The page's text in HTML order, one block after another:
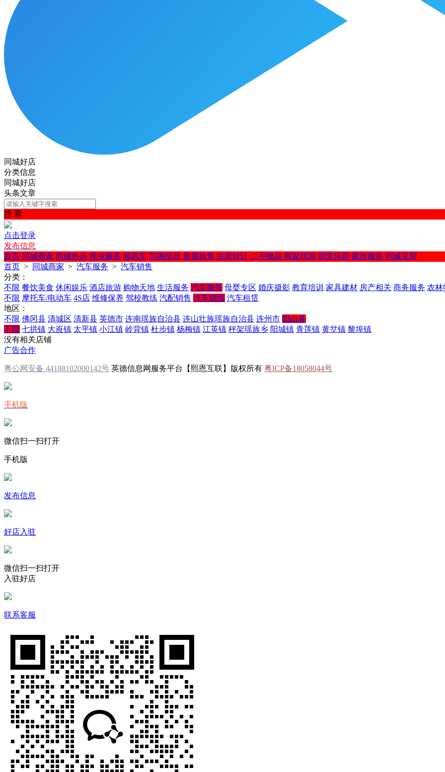
同城好店
分类信息
同城好店
头条文章
搜 索
点击登录
发布信息
首页 同城商家 同城热点 商业服务 顺风车 车辆信息 房屋租售 生意转让 二手物品 商家优惠 萌宠乐园 家政服务 同城互帮
首页 > 同城商家 > 汽车服务 > 汽车销售
分类：
不限 餐饮美食 休闲娱乐 酒店旅游 购物天地 生活服务 汽车服务 母婴专区 婚庆摄影 教育培训 家具建材 房产相关 商务服务 农林
不限 摩托车/电动车 4S店 维修保养 驾校教练 汽配销售 汽车销售 汽车租赁
地区：
不限 佛冈县 清城区 清新县 英德市 连南瑶族自治县 连山壮族瑶族自治县 连州市 阳山县
不限 七拱镇 大崀镇 太平镇 小江镇 岭背镇 杜步镇 杨梅镇 江英镇 秤架瑶族乡 阳城镇 青莲镇 黄坌镇 黎埠镇
没有相关店铺
广告合作
粤公网安备 44188102000142号 英德信息网服务平台【熙恩互联】版权所有 粤ICP备18058044号
手机版
微信扫一扫打开
手机版
发布信息
好店入驻
微信扫一扫打开
入驻好店
联系客服